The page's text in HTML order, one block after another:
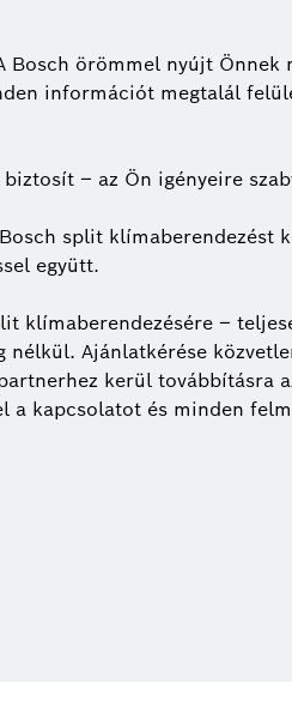
Bosch örömmel nyújt Önnek
információt megtalál
– az Ön igényeire
split klímaberendezést
együtt.
klímaberendezésére –
nélkül. Ajánlatkérése
kerül továbbításra
a kapcsolatot és minden